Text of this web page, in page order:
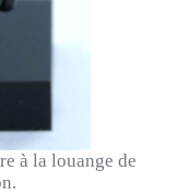
à la louange de